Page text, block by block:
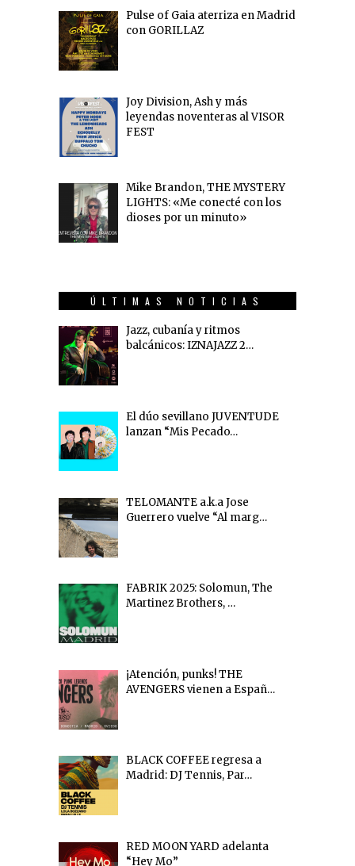
Pulse of Gaia aterriza en Madrid
con GORILLAZ
Joy Division, Ash y más
leyendas noventeras al VISOR
FEST
Mike Brandon, THE MYSTERY
LIGHTS: «Me conecté con los
dioses por un minuto»
ÚLTIMAS NOTICIAS
Jazz, cubanía y ritmos
balcánicos: IZNAJAZZ 2…
El dúo sevillano JUVENTUDE
lanzan “Mis Pecado…
TELOMANTE a.k.a Jose
Guerrero vuelve “Al marg…
FABRIK 2025: Solomun, The
Martinez Brothers, …
¡Atención, punks! THE
AVENGERS vienen a Españ…
BLACK COFFEE regresa a
Madrid: DJ Tennis, Par…
RED MOON YARD adelanta
“Hey Mo”